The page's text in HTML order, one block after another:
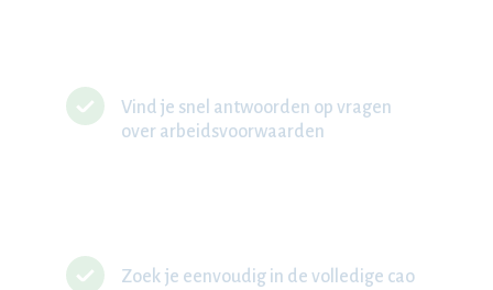
Vind je snel antwoorden op vragen
over arbeidsvoorwaarden
Zoek je eenvoudig in de volledige cao